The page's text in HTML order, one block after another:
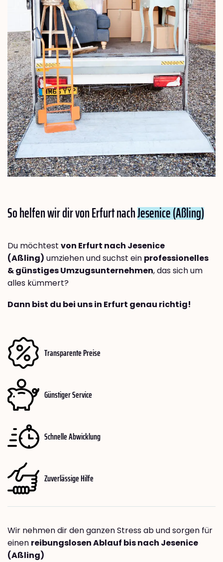
So helfen wir dir von Erfurt nachJesenice (Aßling)
Du möchtest von Erfurt nach Jesenice
(Aßling) umziehen und suchst ein professionelles
& günstiges Umzugsunternehmen, das sich um
alles kümmert?
Dann bist du bei uns in Erfurt genau richtig!
Transparente Preise
Günstiger Service
Schnelle Abwicklung
Zuverlässige Hilfe
Wir nehmen dir den ganzen Stress ab und sorgen für
einen reibungslosen Ablauf bis nach Jesenice
(Aßling)